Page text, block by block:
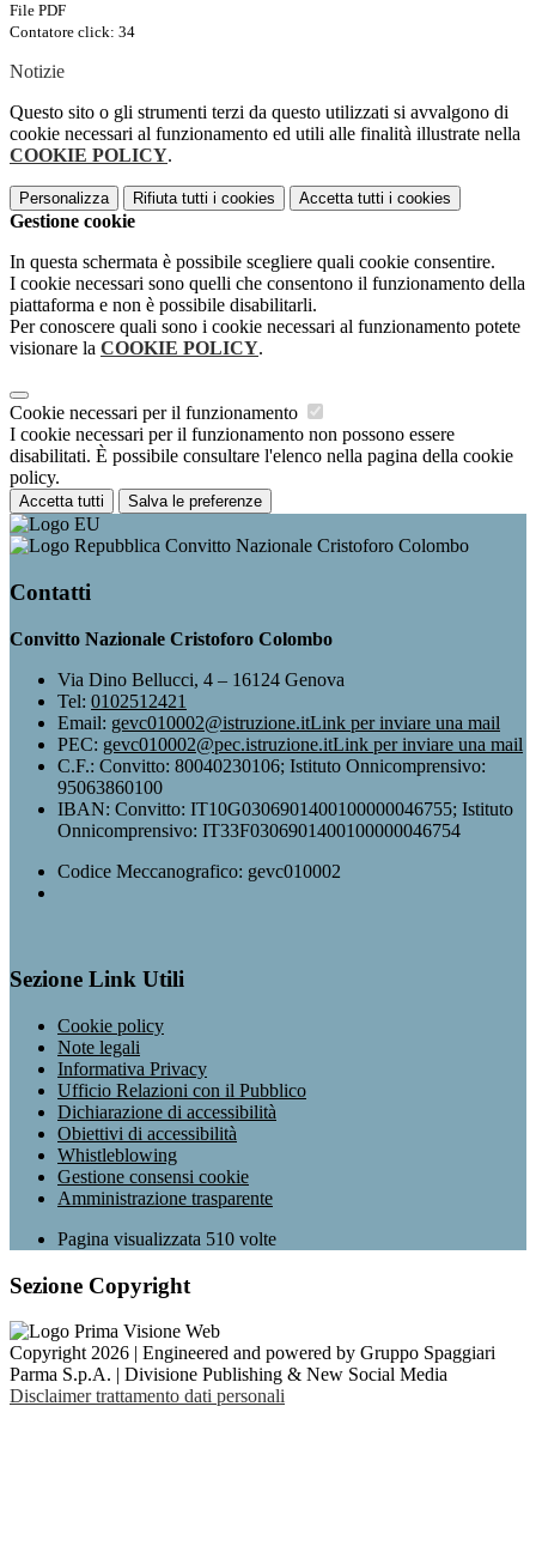
File PDF
Contatore click: 34
Notizie
Questo sito o gli strumenti terzi da questo utilizzati si avvalgono di
cookie necessari al funzionamento ed utili alle finalità illustrate nella
COOKIE POLICY.
Personalizza Rifiuta tutti i cookies Accetta tutti i cookies
Gestione cookie
In questa schermata è possibile scegliere quali cookie consentire.
I cookie necessari sono quelli che consentono il funzionamento della
piattaforma e non è possibile disabilitarli.
Per conoscere quali sono i cookie necessari al funzionamento potete
visionare la COOKIE POLICY.
Cookie necessari per il funzionamento
I cookie necessari per il funzionamento non possono essere
disabilitati. È possibile consultare l'elenco nella pagina della cookie
policy.
Accetta tutti Salva le preferenze
Convitto Nazionale Cristoforo Colombo
Contatti
Convitto Nazionale Cristoforo Colombo
Via Dino Bellucci, 4 – 16124 Genova
Tel: 0102512421
Email: gevc010002@istruzione.itLink per inviare una mail
PEC: gevc010002@pec.istruzione.itLink per inviare una mail
C.F.: Convitto: 80040230106; Istituto Onnicomprensivo:
95063860100
IBAN: Convitto: IT10G0306901400100000046755; Istituto
Onnicomprensivo: IT33F0306901400100000046754
Codice Meccanografico: gevc010002
Sezione Link Utili
Cookie policy
Note legali
Informativa Privacy
Ufficio Relazioni con il Pubblico
Dichiarazione di accessibilità
Obiettivi di accessibilità
Whistleblowing
Gestione consensi cookie
Amministrazione trasparente
Pagina visualizzata 510 volte
Sezione Copyright
Copyright 2026 | Engineered and powered by Gruppo Spaggiari
Parma S.p.A. | Divisione Publishing & New Social Media
Disclaimer trattamento dati personali